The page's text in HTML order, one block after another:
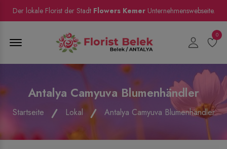
Der lokale Florist der Stadt Flowers KemerUnternehmenswebseite.
Menu Open 0
Antalya Camyuva Blumenhändler
Startseite Lokal Antalya Camyuva Blumenhändler